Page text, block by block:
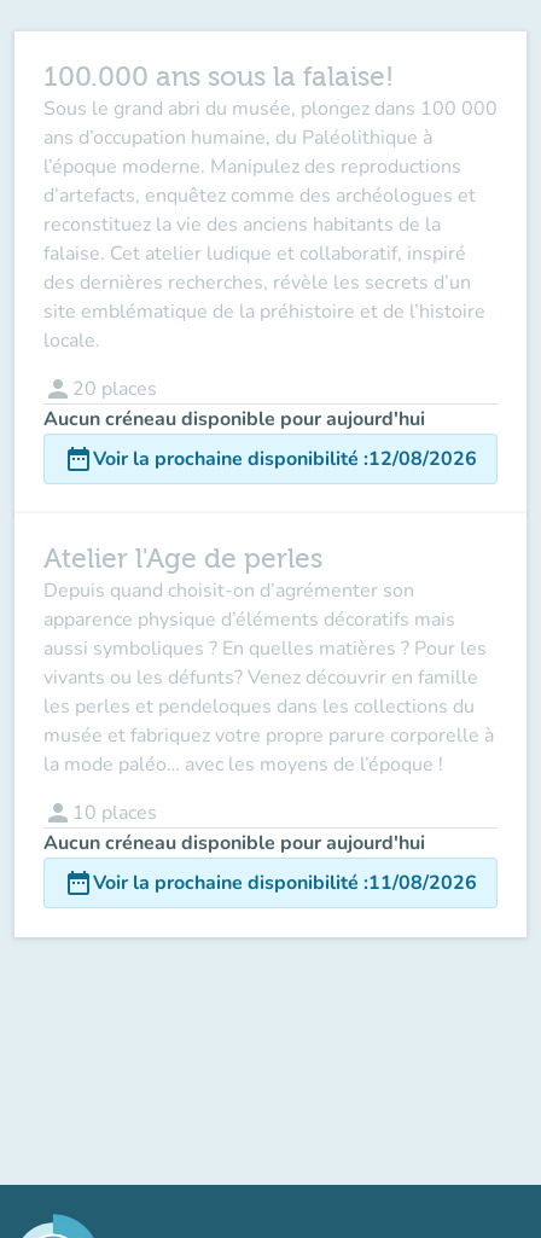
100.000 ans sous la falaise!
Sous le grand abri du musée, plongez dans 100 000
ans d’occupation humaine, du Paléolithique à
l’époque moderne. Manipulez des reproductions
d’artefacts, enquêtez comme des archéologues et
reconstituez la vie des anciens habitants de la
falaise. Cet atelier ludique et collaboratif, inspiré
des dernières recherches, révèle les secrets d’un
site emblématique de la préhistoire et de l’histoire
locale.
person 20 places
Aucun créneau disponible pour aujourd'hui
date_rangeVoir la prochaine disponibilité :12/08/2026
Atelier l'Age de perles
Depuis quand choisit-on d’agrémenter son
apparence physique d’éléments décoratifs mais
aussi symboliques ? En quelles matières ? Pour les
vivants ou les défunts? Venez découvrir en famille
les perles et pendeloques dans les collections du
musée et fabriquez votre propre parure corporelle à
la mode paléo… avec les moyens de l’époque !
person 10 places
Aucun créneau disponible pour aujourd'hui
date_rangeVoir la prochaine disponibilité :11/08/2026